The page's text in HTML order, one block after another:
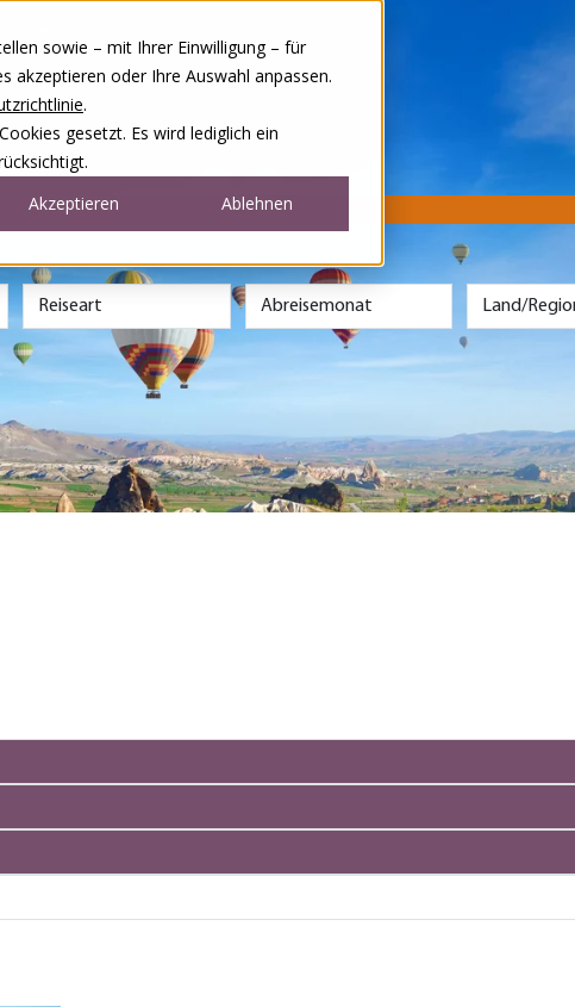
sowie – mit Ihrer Einwilligung – für
akzeptieren oder Ihre Auswahl anpassen.
.
gesetzt. Es wird lediglich ein
Akzeptieren Ablehnen